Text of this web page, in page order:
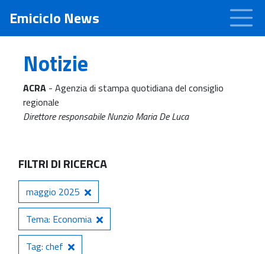
Emiciclo News
Notizie
ACRA - Agenzia di stampa quotidiana del consiglio
regionale
Direttore responsabile Nunzio Maria De Luca
FILTRI DI RICERCA
maggio 2025
Tema: Economia
Tag: chef